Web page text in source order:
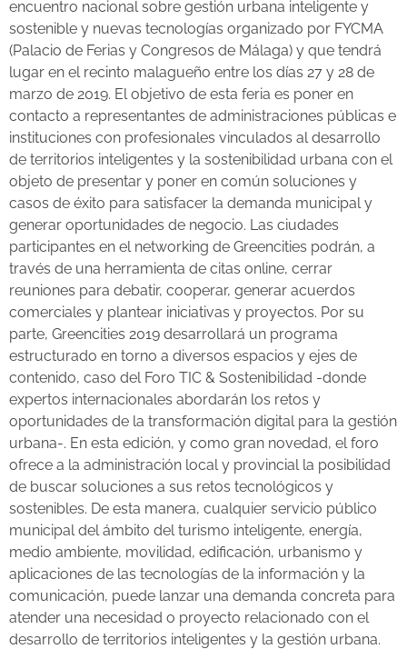
encuentro nacional sobre gestión urbana inteligente y
sostenible y nuevas tecnologías organizado por FYCMA
(Palacio de Ferias y Congresos de Málaga) y que tendrá
lugar en el recinto malagueño entre los días 27 y 28 de
marzo de 2019. El objetivo de esta feria es poner en
contacto a representantes de administraciones públicas e
instituciones con profesionales vinculados al desarrollo
de territorios inteligentes y la sostenibilidad urbana con el
objeto de presentar y poner en común soluciones y
casos de éxito para satisfacer la demanda municipal y
generar oportunidades de negocio. Las ciudades
participantes en el networking de Greencities podrán, a
través de una herramienta de citas online, cerrar
reuniones para debatir, cooperar, generar acuerdos
comerciales y plantear iniciativas y proyectos. Por su
parte, Greencities 2019 desarrollará un programa
estructurado en torno a diversos espacios y ejes de
contenido, caso del Foro TIC & Sostenibilidad -donde
expertos internacionales abordarán los retos y
oportunidades de la transformación digital para la gestión
urbana-. En esta edición, y como gran novedad, el foro
ofrece a la administración local y provincial la posibilidad
de buscar soluciones a sus retos tecnológicos y
sostenibles. De esta manera, cualquier servicio público
municipal del ámbito del turismo inteligente, energía,
medio ambiente, movilidad, edificación, urbanismo y
aplicaciones de las tecnologías de la información y la
comunicación, puede lanzar una demanda concreta para
atender una necesidad o proyecto relacionado con el
desarrollo de territorios inteligentes y la gestión urbana.